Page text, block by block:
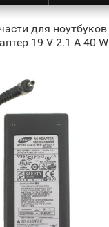
для ноутбуков
19 V 2.1 A 40 W